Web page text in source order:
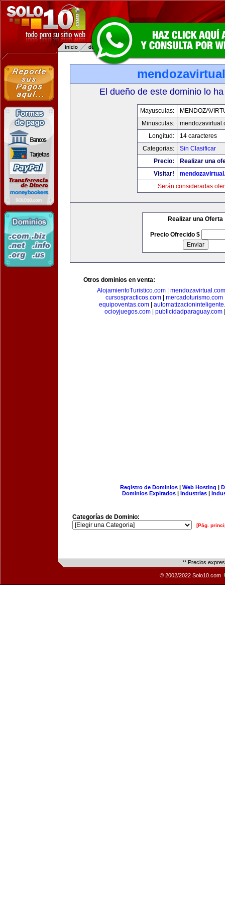
El dueño de este dominio lo
Mayusculas:
Minusculas:
Longitud:
14 caracteres
Categorias:
Sin Clasificar
Precio:
Realizar una
Visitar!
Serán consideradas
Realizar una Oferta
Precio Ofrecido $
Otros dominios en venta:
AlojamientoTuristico.com
mendozavirtual.com
cursospracticos.com| mercadoturismo.com
equipoventas.com|
ocioyjuegos.com| publicidadparaguay.com
Registro de Dominios| Web Hosting |
Dominios Expirados | Industrias |
Categorías de Dominio:
[Pág.
** Precios
© 2002/2022 Solo10.com